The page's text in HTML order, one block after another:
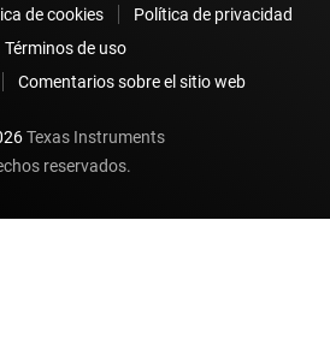
de cookies
Política de privacidad
Términos de uso
Comentarios sobre el sitio web
Texas Instruments
reservados.